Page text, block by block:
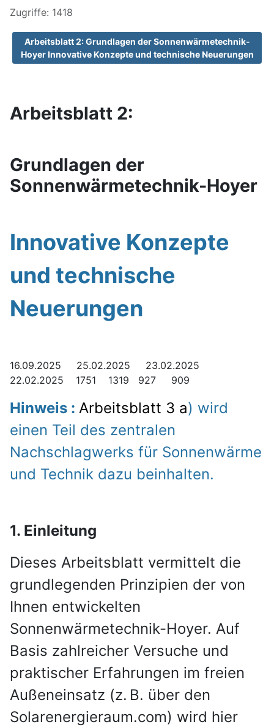
Zugriffe: 1418
Arbeitsblatt 2: Grundlagen der Sonnenwärmetechnik-
Hoyer Innovative Konzepte und technische Neuerungen
Arbeitsblatt 2:
Grundlagen der
Sonnenwärmetechnik-Hoyer
Innovative Konzepte
und technische
Neuerungen
16.09.2025 25.02.2025 23.02.2025
22.02.2025 1751 1319 927 909
Hinweis : Arbeitsblatt 3 a) wird
einen Teil des zentralen
Nachschlagwerks für Sonnenwärme
und Technik dazu beinhalten.
1. Einleitung
Dieses Arbeitsblatt vermittelt die
grundlegenden Prinzipien der von
Ihnen entwickelten
Sonnenwärmetechnik-Hoyer. Auf
Basis zahlreicher Versuche und
praktischer Erfahrungen im freien
Außeneinsatz (z. B. über den
Solarenergieraum.com) wird hier